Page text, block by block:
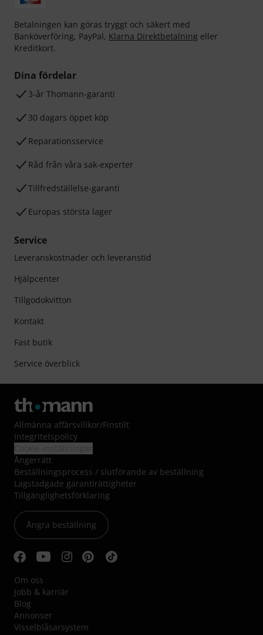
Betalningen kan göras tryggt och säkert med
Banköverföring, PayPal, Klarna Direktbetalning eller
Kreditkort.
Dina fördelar
3-år Thomann-garanti
30 dagars öppet köp
Reparationsservice
Råd från våra sak-experter
Tillfredställelse-garanti
Europas största lager
Service
Leveranskostnader och leveranstid
Hjälpcenter
Tillgodokvitton
Kontakt
Fast butik
Service överblick
Allmänna affärsvillkor/Finstilt
Integritetspolicy
Ångerrätt
Beställningsprocess / slutförande av beställning
Lagstadgade garantirättigheter
Tillgänglighetsförklaring
Ångra beställning
Om oss
Jobb & karriär
Blog
Annonser
Visselblåsarsystem